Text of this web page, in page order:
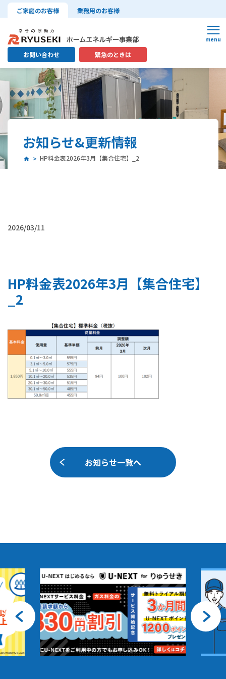
ご家庭のお客様 業務用のお客様
お問い合わせ 緊急のときは
お知らせ&更新情報
HP料金表2026年3月【集合住宅】_2
2026/03/11
HP料金表2026年3月【集合住宅】
_2
お知らせ一覧へ